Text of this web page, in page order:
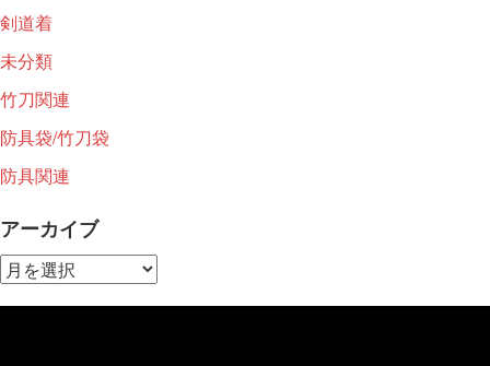
剣道着
未分類
竹刀関連
防具袋/竹刀袋
防具関連
アーカイブ
ア